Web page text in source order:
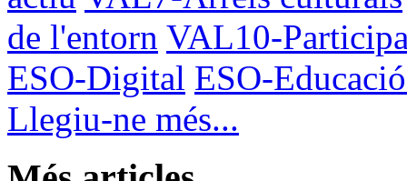
de l'entorn VAL10-
ESO-Digital ESO-
Llegiu-ne més...